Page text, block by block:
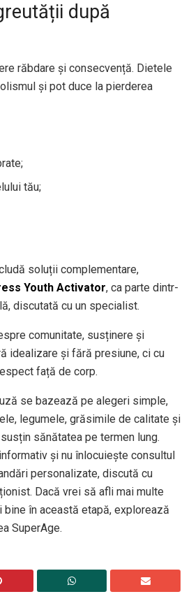
după
răbdare și consecvență. Dietele
și pot duce la pierderea
tău;
soluții complementare,
Youth Activator, ca parte dintr-
discutată cu un specialist.
comunitate, susținere și
idealizare și fără presiune, ci cu
față de corp.
se bazează pe alegeri simple,
legumele, grăsimile de calitate și
sănătatea pe termen lung.
și nu înlocuiește consultul
personalizate, discută cu
Dacă vrei să afli mai multe
în această etapă, explorează
SuperAge.